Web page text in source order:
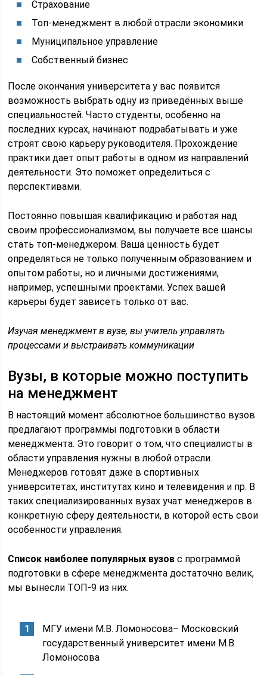
Страхование
Топ-менеджмент в любой отрасли экономики
Муниципальное управление
Собственный бизнес
После окончания университета у вас появится
возможность выбрать одну из приведённых выше
специальностей. Часто студенты, особенно на
последних курсах, начинают подрабатывать и уже
строят свою карьеру руководителя. Прохождение
практики дает опыт работы в одном из направлений
деятельности. Это поможет определиться с
перспективами.
Постоянно повышая квалификацию и работая над
своим профессионализмом, вы получаете все шансы
стать топ-менеджером. Ваша ценность будет
определяться не только полученным образованием и
опытом работы, но и личными достижениями,
например, успешными проектами. Успех вашей
карьеры будет зависеть только от вас.
Изучая менеджмент в вузе, вы учитель управлять
процессами и выстраивать коммуникации
Вузы, в которые можно поступить
на менеджмент
В настоящий момент абсолютное большинство вузов
предлагают программы подготовки в области
менеджмента. Это говорит о том, что специалисты в
области управления нужны в любой отрасли.
Менеджеров готовят даже в спортивных
университетах, институтах кино и телевидения и пр. В
таких специализированных вузах учат менеджеров в
конкретную сферу деятельности, в которой есть свои
особенности управления.
Список наиболее популярных вузов с программой
подготовки в сфере менеджмента достаточно велик,
мы вынесли ТОП-9 из них.
МГУ имени М.В. Ломоносова– Московский
государственный университет имени М.В.
Ломоносова